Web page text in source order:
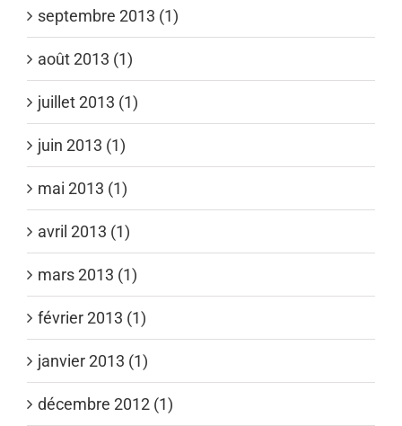
septembre 2013 (1)
août 2013 (1)
juillet 2013 (1)
juin 2013 (1)
mai 2013 (1)
avril 2013 (1)
mars 2013 (1)
février 2013 (1)
janvier 2013 (1)
décembre 2012 (1)